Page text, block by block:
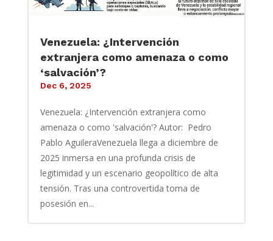
Venezuela: ¿Intervención
extranjera como amenaza o como
‘salvación’?
Dec 6, 2025
Venezuela: ¿Intervención extranjera como
amenaza o como 'salvación'? Autor: Pedro
Pablo AguileraVenezuela llega a diciembre de
2025 inmersa en una profunda crisis de
legitimidad y un escenario geopolítico de alta
tensión. Tras una controvertida toma de
posesión en...